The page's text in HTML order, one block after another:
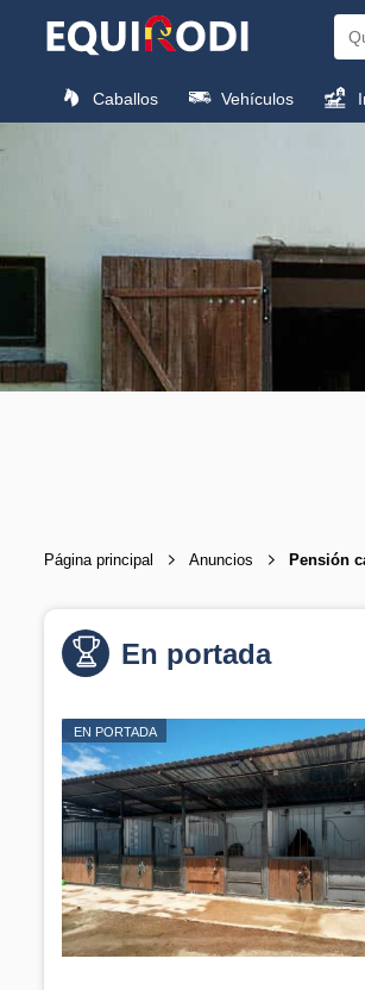
Caballos Vehículos
Página principal Anuncios Pensión
En portada
EN PORTADA